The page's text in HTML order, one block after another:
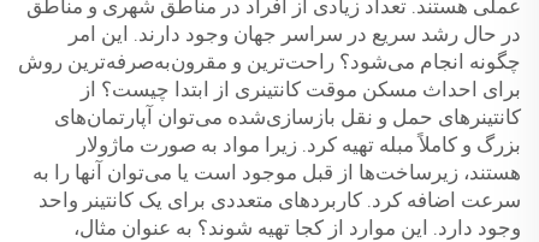
عملی هستند. تعداد زیادی از افراد در مناطق شهری و مناطق
در حال رشد سریع در سراسر جهان وجود دارند. این امر
چگونه انجام می‌شود؟ راحت‌ترین و مقرون‌به‌صرفه‌ترین روش
برای احداث مسکن موقت کانتینری از ابتدا چیست؟ از
کانتینرهای حمل و نقل بازسازی‌شده می‌توان آپارتمان‌های
بزرگ و کاملاً مبله تهیه کرد. زیرا مواد به صورت ماژولار
هستند، زیرساخت‌ها از قبل موجود است یا می‌توان آنها را به
سرعت اضافه کرد. کاربردهای متعددی برای یک کانتینر واحد
وجود دارد. این موارد از کجا تهیه شوند؟ به عنوان مثال،